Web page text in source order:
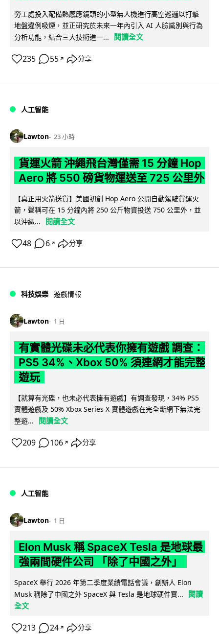
勞工處投入配備熱感應鏡頭的小型無人機進行高空巡邏以打擊
地盤違例吸煙，並正研究於未來一年內引入 AI 人臉識別與行為
分析功能，結合三大技術進一...
閱讀全文
235 55 ↗ 分享
人工智能
Lawton 23 小時
貨運火箭 沖繩飛台灣僅需 15 分鐘 Hop
Aero 將 550 磅貨物運送至 725 公里外
【真正用火箭送貨】美國初創 Hop Aero 公開自動駕駛貨運火
箭，聲稱可在 15 分鐘內將 250 公斤物資投送 750 公里外，並
以沖繩...
閱讀全文
48 6 ↗ 分享
科技娛樂 遊戲情報
Lawton 1 日
有實體光碟未必代表你擁有遊戲 調查：
PS5 34%、Xbox 50% 須連網才能完整
遊玩
【就算有光碟，也未必代表擁有遊戲】有調查發現，34% PS5
實體遊戲及 50% Xbox Series X 實體遊戲在完全斷網下無法完
整遊...
閱讀全文
209 106 ↗ 分享
人工智能
Lawton 1 日
Elon Musk 稱 SpaceX Tesla 是地球最
強兩間硬件公司 「除了中國之外」
SpaceX 舉行 2026 年第二季度業績電話會議，創辦人 Elon
Musk 稱除了中國之外 SpaceX 與 Tesla 是地球硬件實...
閱讀
全文
213 24 ↗ 分享